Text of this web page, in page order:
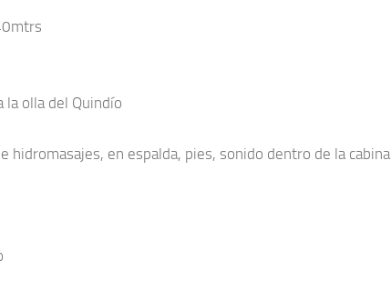
la olla del Quindío
hidromasajes, en espalda, pies, sonido dentro de la cabina